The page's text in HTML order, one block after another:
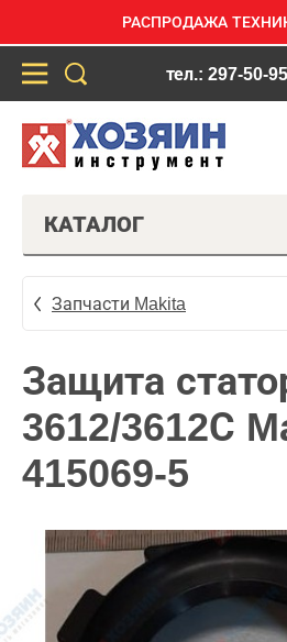
РАСПРОДАЖА
тел.: 297-50-95
КАТАЛОГ
Запчасти Makita
Защита
3612/3612С
415069-5